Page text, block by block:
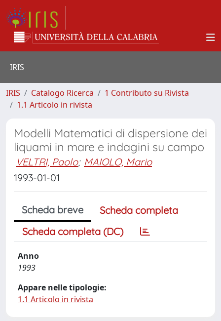
IRIS
IRIS Catalogo Ricerca
1 Contributo su Rivista
1.1 Articolo in rivista
Modelli Matematici di dispersione dei
liquami in mare e indagini su campo
VELTRI, Paolo; MAIOLO, Mario
1993-01-01
Scheda breve
Scheda completa
Scheda completa (DC)
Anno
1993
Appare nelle tipologie:
1.1 Articolo in rivista